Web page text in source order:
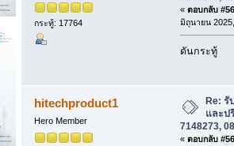
กระทู้: 17764
« ตอบกลับ
มิถุนายน
ดันกระทู้
hitechproduct1
Hero Member
Re:
และป
7148273,
« ตอบกลับ